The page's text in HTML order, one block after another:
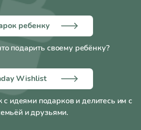
ребенку
подарить своему ребёнку?
Wishlist
с идеями подарков и делитесь им с
и друзьями.